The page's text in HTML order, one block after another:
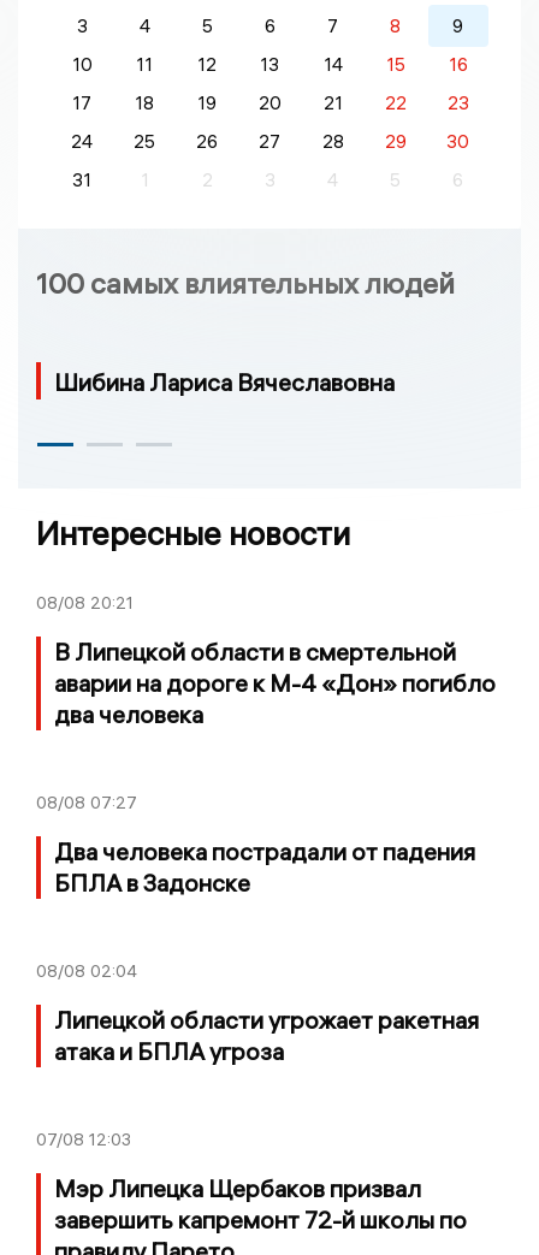
3
4 5 6 7 8
9
10
11 12 13 14 15
16
17
18 19 20 21 22
23
24
25 26 27 28 29
30
31
1 2 3 4 5 6
100 самых влиятельных людей
Шибина Лариса Вячеславовна
Интересные новости
08/08 20:21
В Липецкой области в смертельной
аварии на дороге к М-4 «Дон» погибло
два человека
08/08 07:27
Два человека пострадали от падения
БПЛА в Задонске
08/08 02:04
Липецкой области угрожает ракетная
атака и БПЛА угроза
07/08 12:03
Мэр Липецка Щербаков призвал
завершить капремонт 72-й школы по